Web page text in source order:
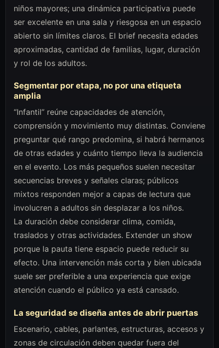
niños mayores; una dinámica participativa puede
ser excelente en una sala y riesgosa en un espacio
abierto sin límites claros. El brief necesita edades
aproximadas, cantidad de familias, lugar, duración
y rol de los adultos.
Segmentar por etapa, no por una etiqueta
amplia
“Infantil” reúne capacidades de atención,
comprensión y movimiento muy distintas. Conviene
preguntar qué rango predomina, si habrá hermanos
de otras edades y cuánto tiempo lleva la audiencia
en el evento. Los más pequeños suelen necesitar
secuencias breves y señales claras; públicos
mixtos responden mejor a capas de lectura que
involucren a adultos sin desplazar a los niños.
La duración debe considerar clima, comida,
traslados y otras actividades. Extender un show
porque la pauta tiene espacio puede reducir su
efecto. Una intervención más corta y bien ubicada
suele ser preferible a una experiencia que exige
atención cuando el público ya está cansado.
La seguridad se diseña antes de abrir puertas
Escenario, cables, parlantes, estructuras, accesos y
zonas de circulación deben quedar fuera del